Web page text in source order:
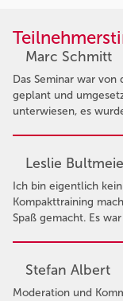
Marc Schmitt
Das Seminar war
geplant und
unterwiesen, es
Leslie
Ich bin eigentlich
Kompakttraining
Spaß gemacht. Es
Stefan Albert
Moderation und